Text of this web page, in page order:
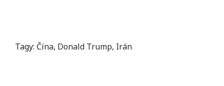
Tagy: Čína, Donald Trump, Irán